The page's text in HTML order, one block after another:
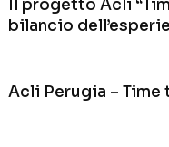
Il progetto Acli
bilancio
Acli Perugia – Time